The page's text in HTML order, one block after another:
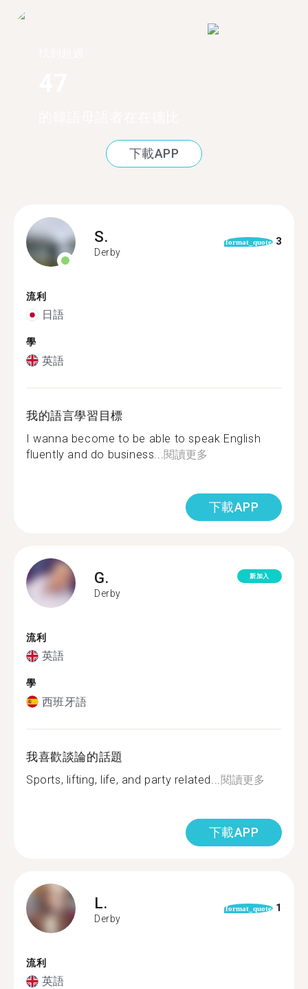
下載APP
S.
Derby
format_quote 3
流利
日語
學
英語
我的語言學習目標
I wanna become to be able to speak English
fluently and do business... 閱讀更多
下載APP
G.
Derby
新加入
流利
英語
學
西班牙語
我喜歡談論的話題
Sports, lifting, life, and party related... 閱讀更多
下載APP
L.
Derby
format_quote 1
流利
英語